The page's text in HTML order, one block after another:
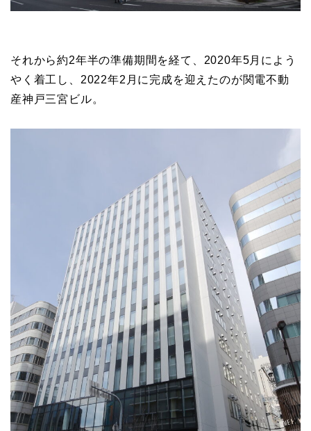
それから約2年半の準備期間を経て、2020年5月によう
やく着工し、2022年2月に完成を迎えたのが関電不動
産神戸三宮ビル。